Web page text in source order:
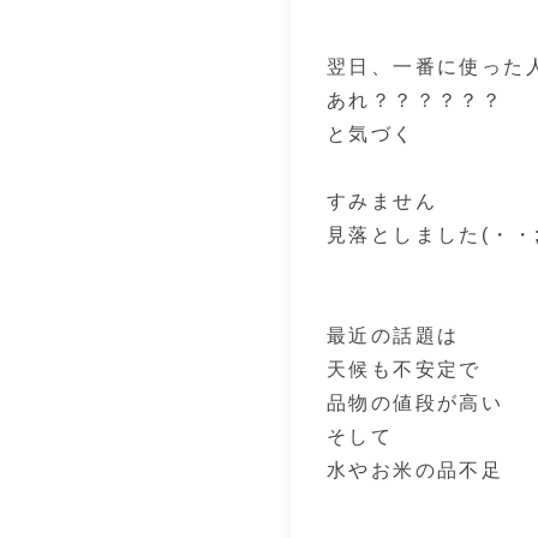
翌日、一番に使った
あれ？？？？？？
と気づく
すみません
見落としました(・
最近の話題は
天候も不安定で
品物の値段が高い
そして
水やお米の品不足